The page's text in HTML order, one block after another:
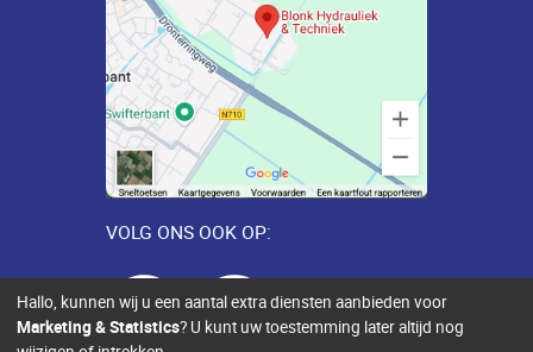
VOLG ONS OOK OP:
Hallo, kunnen wij u een aantal extra diensten aanbieden voor
Marketing & Statistics? U kunt uw toestemming later altijd nog